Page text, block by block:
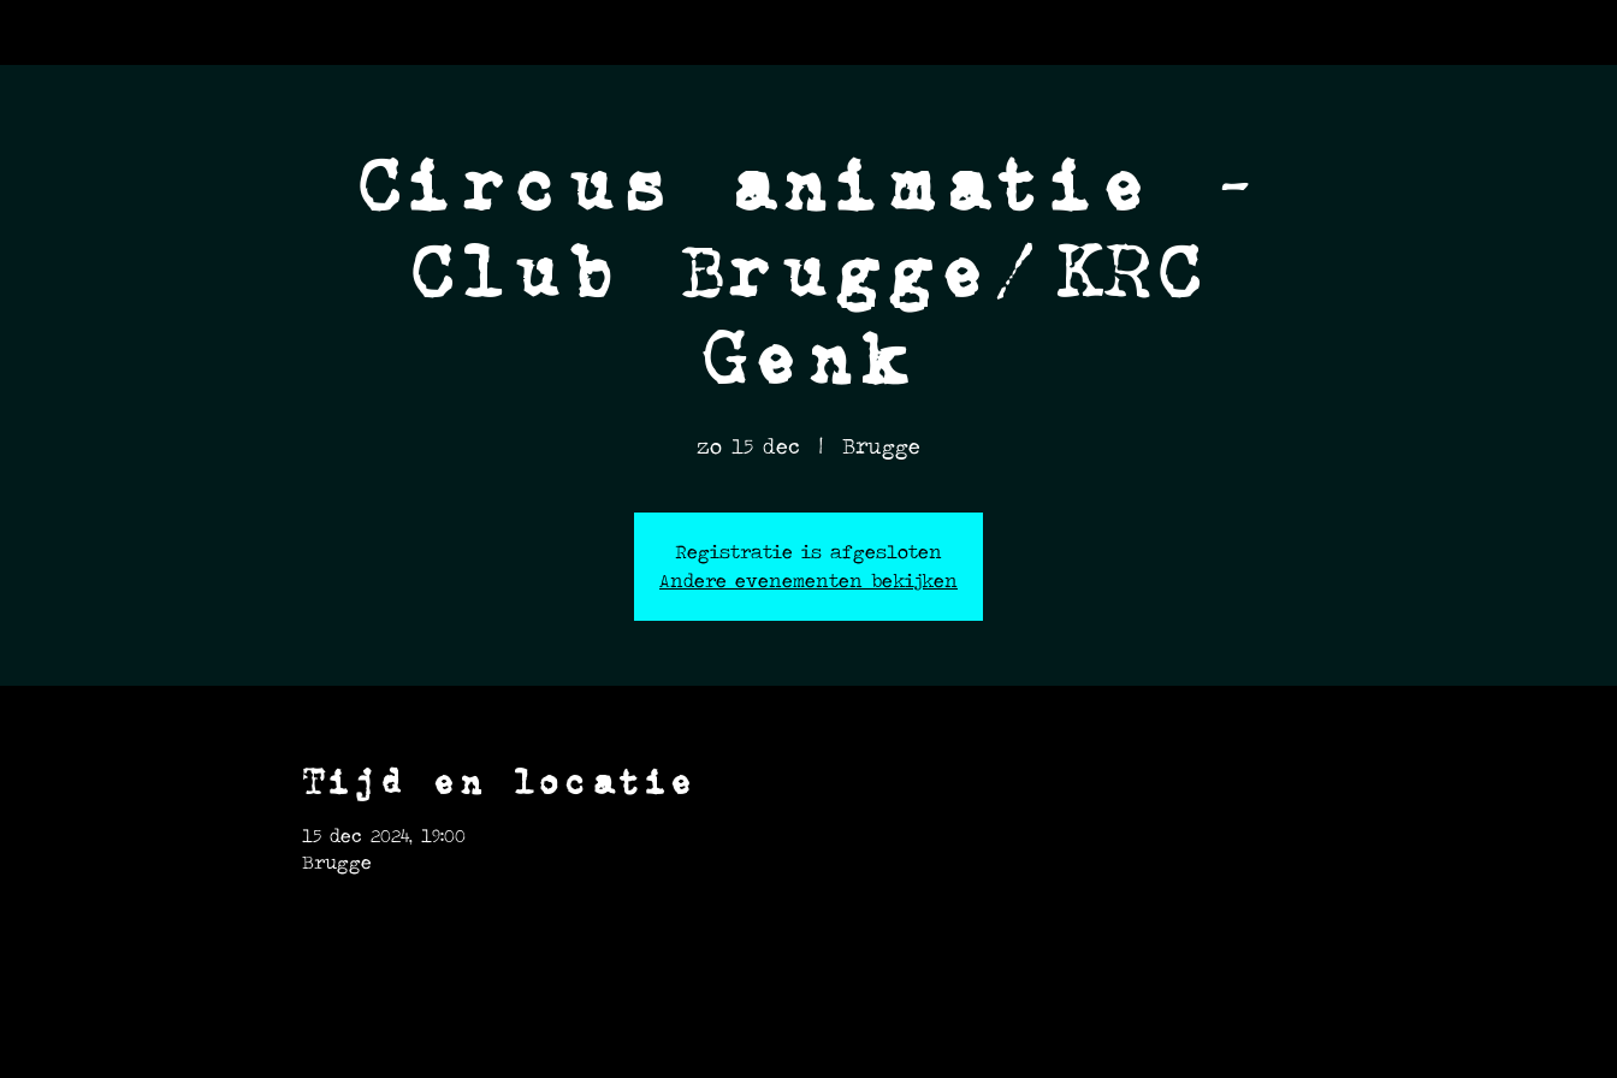
Circus animatie -
Club Brugge/KRC
Genk
zo 15 dec
  |
Brugge
Registratie is afgesloten
Andere evenementen bekijken
Tijd en locatie
15 dec 2024, 19:00
Brugge